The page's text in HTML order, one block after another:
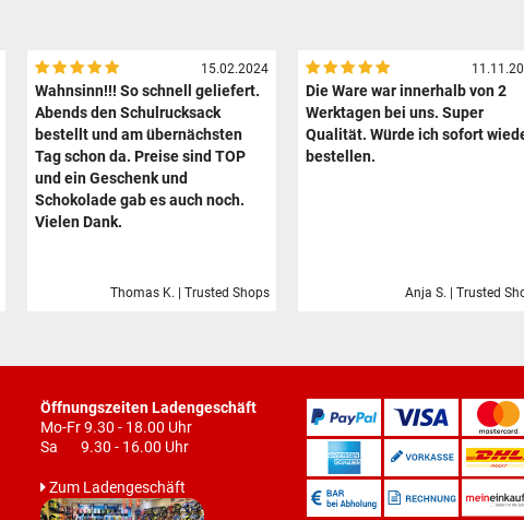
15.02.2024
Wahnsinn!!! So schnell geliefert.
Abends den Schulrucksack
bestellt und am übernächsten
Tag schon da. Preise sind TOP
und ein Geschenk und
Schokolade gab es auch noch.
Vielen Dank.
Thomas K. | Trusted Shops
Die Ware war innerhalb von 2
Werktagen bei uns. Super
Qualität. Würde ich sofort
bestellen.
Anja S. | Trusted
Öffnungszeiten Ladengeschäft
Mo-Fr 9.30 - 18.00 Uhr
Sa 9.30 - 16.00 Uhr
Zum Ladengeschäft